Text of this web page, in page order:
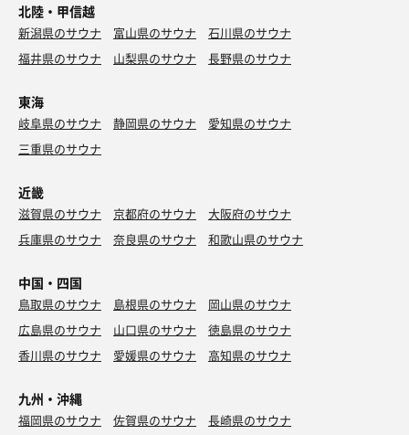
北陸・甲信越
新潟県のサウナ 富山県のサウナ
石川県のサウナ
福井県のサウナ
山梨県のサウナ 長野県のサウナ
東海
岐阜県のサウナ 静岡県のサウナ
愛知県のサウナ
三重県のサウナ
近畿
滋賀県のサウナ 京都府のサウナ
大阪府のサウナ
兵庫県のサウナ
奈良県のサウナ 和歌山県のサウナ
中国・四国
鳥取県のサウナ 島根県のサウナ
岡山県のサウナ
広島県のサウナ
山口県のサウナ
徳島県のサウナ
香川県のサウナ
愛媛県のサウナ 高知県のサウナ
九州・沖縄
福岡県のサウナ 佐賀県のサウナ
長崎県のサウナ